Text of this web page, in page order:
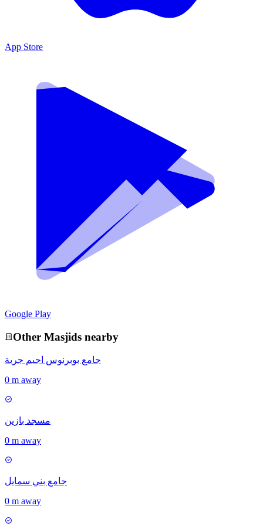
App Store
Google Play
Other Masjids nearby
جامع بوبرنوس اجيم جربة
0 m away
مسجد بازين
0 m away
جامع بني سمايل
0 m away